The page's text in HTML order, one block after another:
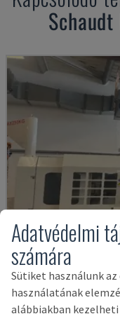
PCB-4520-3
Adatvédelmi
számára
Sütiket használunk
használatának
alábbiakban